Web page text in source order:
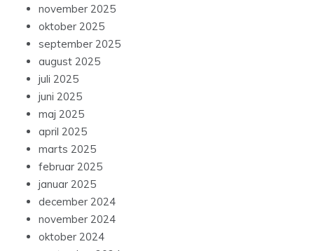
november 2025
oktober 2025
september 2025
august 2025
juli 2025
juni 2025
maj 2025
april 2025
marts 2025
februar 2025
januar 2025
december 2024
november 2024
oktober 2024